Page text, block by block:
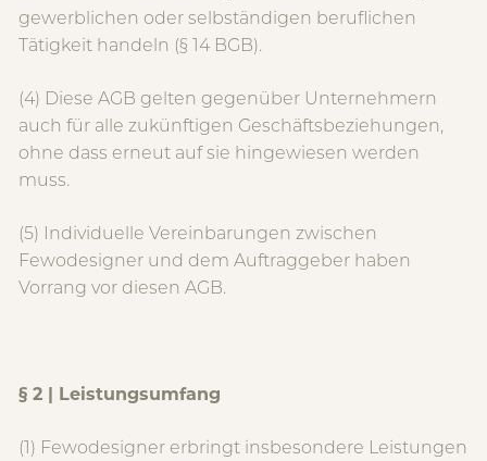
gewerblichen oder selbständigen beruflichen
Tätigkeit handeln (§ 14 BGB).
(4) Diese AGB gelten gegenüber Unternehmern
auch für alle zukünftigen Geschäftsbeziehungen,
ohne dass erneut auf sie hingewiesen werden
muss.
(5) Individuelle Vereinbarungen zwischen
Fewodesigner und dem Auftraggeber haben
Vorrang vor diesen AGB.
§ 2 | Leistungsumfang
(1) Fewodesigner erbringt insbesondere Leistungen